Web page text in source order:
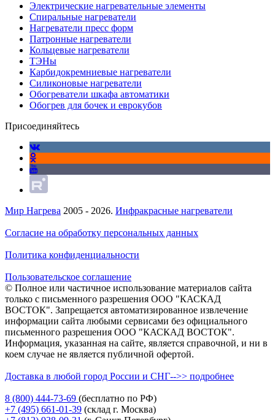
Электрические нагревательные элементы
Спиральные нагреватели
Нагреватели пресс форм
Патронные нагреватели
Кольцевые нагреватели
ТЭНы
Карбидокремниевые нагреватели
Силиконовые нагреватели
Обогреватели шкафа автоматики
Обогрев для бочек и еврокубов
Присоединяйтесь
Мир Нагрева 2005 - 2026. Инфракрасные нагреватели
Согласие на обработку персональных данных
Политика конфиденциальности
Пользовательское соглашение
© Полное или частичное использование материалов сайта
только с письменного разрешения ООО "КАСКАД
ВОСТОК". Запрещается автоматизированное извлечение
информации сайта любыми сервисами без официального
письменного разрешения ООО "КАСКАД ВОСТОК".
Информация, указанная на сайте, является справочной, и ни в
коем случае не является публичной офертой.
Доставка в любой город России и СНГ-->> подробнее
8 (800) 444-73-69 (бесплатно по РФ)
+7 (495) 661-01-39 (склад г. Москва)